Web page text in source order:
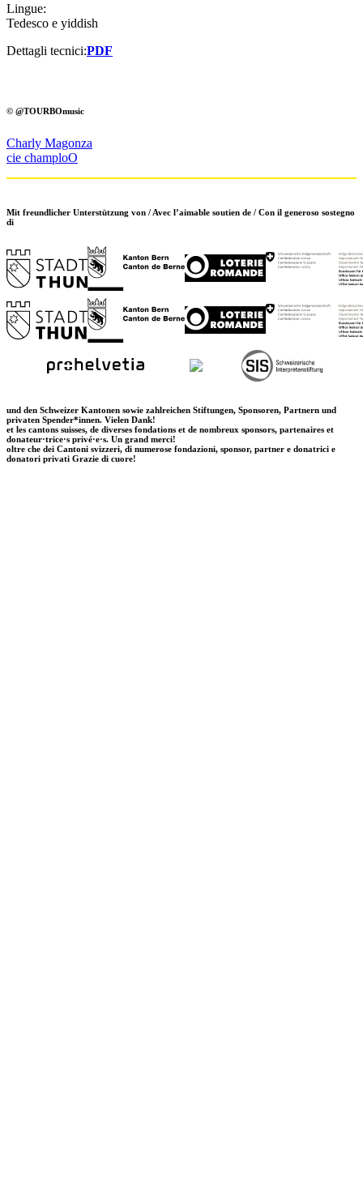
Lingue:
Tedesco e yiddish
Dettagli tecnici:PDF
© @TOURBOmusic
Charly Magonza
cie champloO
Mit freundlicher Unterstützung von / Avec l’aimable soutien de / Con il generoso sostegno
di
und den Schweizer Kantonen sowie zahlreichen Stiftungen, Sponsoren, Partnern und
privaten Spender*innen. Vielen Dank!
et les cantons suisses, de diverses fondations et de nombreux sponsors, partenaires et
donateur·trice·s privé·e·s. Un grand merci!
oltre che dei Cantoni svizzeri, di numerose fondazioni, sponsor, partner e donatrici e
donatori privati Grazie di cuore!